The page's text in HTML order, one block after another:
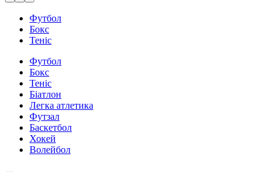
Футбол
Бокс
Теніс
Футбол
Бокс
Теніс
Біатлон
Легка атлетика
Футзал
Баскетбол
Хокей
Волейбол